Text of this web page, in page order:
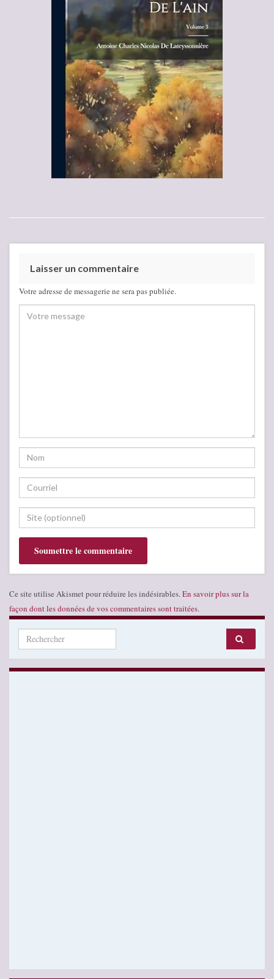
Laisser un commentaire
Votre adresse de messagerie ne sera pas publiée.
Ce site utilise Akismet pour réduire les indésirables. En savoir plus sur la
façon dont les données de vos commentaires sont traitées.
Search for: